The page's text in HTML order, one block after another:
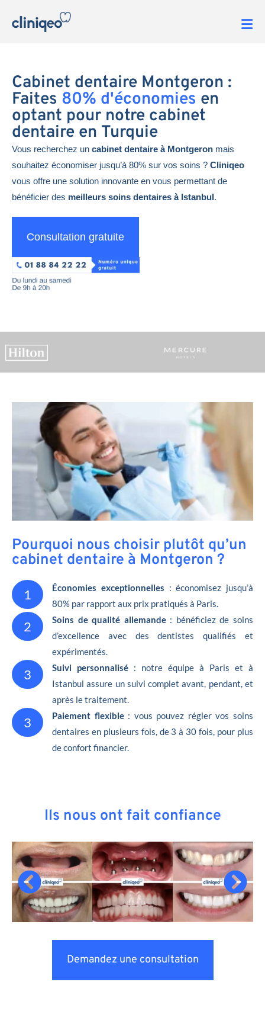
Cabinet dentaire Montgeron :
Faites 80% d'économies en
optant pour notre cabinet
dentaire en Turquie
Vous recherchez un cabinet dentaire à Montgeron mais
souhaitez économiser jusqu’à 80% sur vos soins ? Cliniqeo
vous offre une solution innovante en vous permettant de
bénéficier des meilleurs soins dentaires à Istanbul.
Consultation gratuite
Pourquoi nous choisir plutôt qu’un
cabinet dentaire à Montgeron ?
1 Économies exceptionnelles : économisez jusqu’à
80% par rapport aux prix pratiqués à Paris.
2 Soins de qualité allemande: bénéficiez de soins
d’excellence avec des dentistes qualifiés et
expérimentés.
3 Suivi personnalisé : notre équipe à Paris et à
Istanbul assure un suivi complet avant, pendant, et
après le traitement.
3 Paiement flexible: vous pouvez régler vos soins
dentaires en plusieurs fois, de 3 à 30 fois, pour plus
de confort financier.
Ils nous ont fait confiance
Demandez une consultation